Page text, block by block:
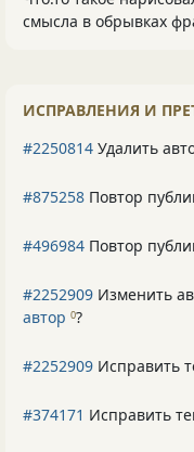
смысла в обрывках
ИСПРАВЛЕНИЯ И
#2250814 Удалить
#875258 Повтор
#496984 Повтор
#2252909 Изменить
автор 0?
#2252909 Исправить
#374171 Исправить